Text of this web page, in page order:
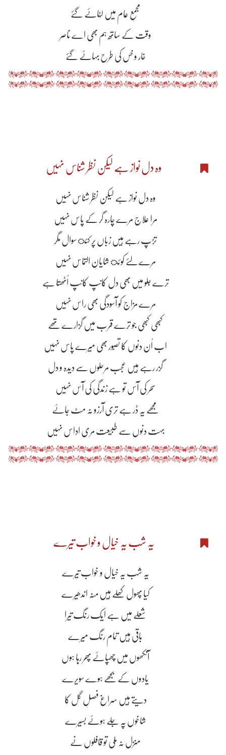
مجمعِ عام میں لُٹاۓ گۓ
وقت کے ساتھ ہم بھی اے ناصر
خار و خس کی طرح بہاۓ گۓ
وہ دل نواز ہے لیکن نظر شناس نہیں
وہ دل نواز ہے لیکن نظر شناس نہیں
مرا علاج مرے چارہ گر کے پاس نہیں
تڑپ رہے ہیں زباں پر کئ سوال مگر
مرے لۓ کوئ شایانِ التماس نہیں
ترے جلو میں بھی دل کانپ کانپ اُٹھتا ہے
مرے مزاج کو آسودگی بھی راس نہیں
کبھی کبھی جو ترے قرب میں گزارے تھے
اب اُن دنوں کا تصّور بھی میرے پاس نہیں
گزر رہے ہیں عجب مرحلوں سے دیدہ و دل
سحر کی آس تو ہے زندگی کی آس نہیں
مجھے یہ ڈر ہے تری آرزو نہ مِٹ جاۓ
بہت دنوں سے طبیعت مری اداس نہیں
یہ شب یہ خیال و خواب تیرے
یہ شب یہ خیال و خواب تیرے
کیا پھول کھلے ہیں منہ اندھیرے
شعلے میں ہے ایک رنگ تیرا
باقی ہیں تمام رنگ میرے
آنکھوں میں چھپاۓ پھر رہا ہوں
یادوں کے بجھے ہوے سویرے
دیتے ہیں سراغ فصلِ گل کا
شاخوں پہ جلے ہوۓ بسیرے
منزل نہ ملی تو قافلوں نے